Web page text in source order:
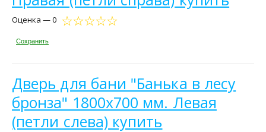
Оценка — 0
Сохранить
Дверь для бани "Банька в лесу
бронза" 1800х700 мм. Левая
(петли слева) купить